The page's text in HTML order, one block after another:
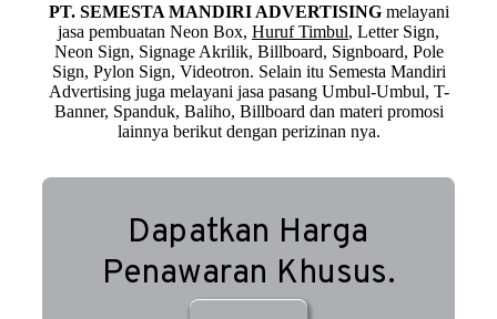
PT. SEMESTA MANDIRI ADVERTISINGmelayani
jasa pembuatan Neon Box, Huruf Timbul, Letter Sign,
Neon Sign, Signage Akrilik, Billboard, Signboard, Pole
Sign, Pylon Sign, Videotron. Selain itu Semesta Mandiri
Advertising juga melayani jasa pasang Umbul-Umbul, T-
Banner, Spanduk, Baliho, Billboard dan materi promosi
lainnya berikut dengan perizinan nya.
Dapatkan Harga
Penawaran Khusus.